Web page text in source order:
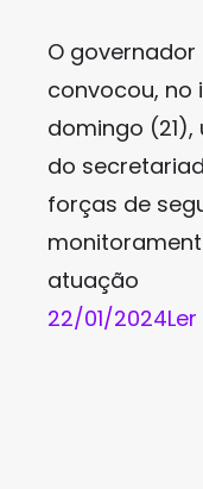
O governador
convocou, no
domingo
do
forças de
atuação
22/01/2024